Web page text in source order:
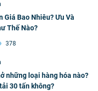
Giá Bao Nhiêu? Ưu Và
Thế Nào?
378
những loại hàng hóa nào?
30 tấn không?